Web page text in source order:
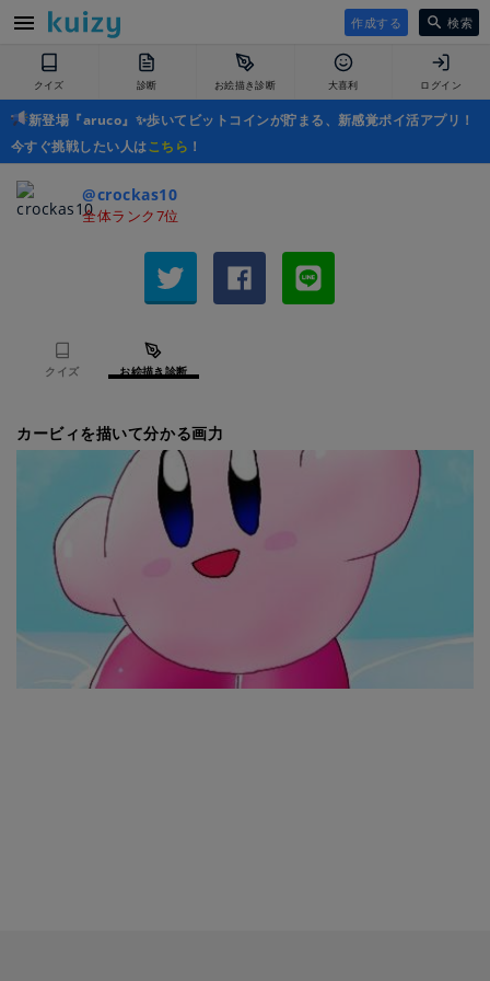
作成する 検索
クイズ 診断 お絵描き診断 大喜利 ログイン
新登場『aruco』✨歩いてビットコインが貯まる、新感覚ポイ活アプリ！
今すぐ挑戦したい人はこちら ！
@crockas10
全体ランク7位
クイズ お絵描き診断
カービィを描いて分かる画力